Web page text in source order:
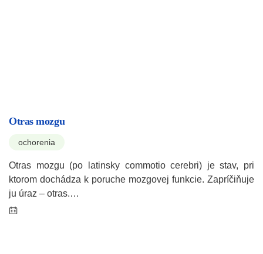
Otras mozgu
ochorenia
Otras mozgu (po latinsky commotio cerebri) je stav, pri
ktorom dochádza k poruche mozgovej funkcie. Zapríčiňuje
ju úraz – otras.…